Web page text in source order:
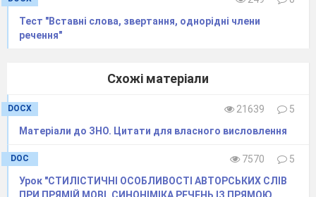
Закріплення вивченого матеріалу
Вправа 1 (усна).
виражальні засоби синтаксису, визначити їхній
Любіть Україну у сні й наяву, любіть
у годину негоди й біди.
Хіба можна жити без пам’яті про свій
народ?
Тест "Вставні слова, звертання, однорідні члени
речення"
Схожі матеріали
DOCX 21639
5
Матеріали до ЗНО. Цитати для власного висловлення
DOC 7570
5
Урок "СТИЛІСТИЧНІ ОСОБЛИВОСТІ АВТОРСЬКИХ СЛІВ